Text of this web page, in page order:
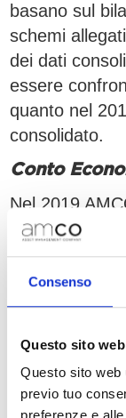
Consenso
Questo sito
Questo sito web
previo tuo
basano sul
schemi
dei dati
essere
quanto nel
consolidato.
Conto
Nel 2019
a €39,9m, in
effetto di
2018. Il
con l’EBITDA
più che
alla crescita
una